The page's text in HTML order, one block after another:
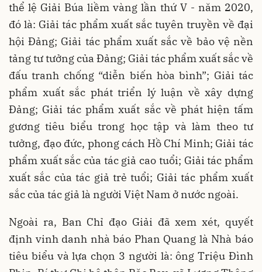
thể lệ Giải Búa liềm vàng lần thứ V - năm 2020,
đó là: Giải tác phẩm xuất sắc tuyên truyền về đại
hội Đảng; Giải tác phẩm xuất sắc về bảo vệ nền
tảng tư tưởng của Đảng; Giải tác phẩm xuất sắc về
đấu tranh chống “diễn biến hòa bình”; Giải tác
phẩm xuất sắc phát triển lý luận về xây dựng
Đảng; Giải tác phẩm xuất sắc về phát hiện tấm
gương tiêu biểu trong học tập và làm theo tư
tưởng, đạo đức, phong cách Hồ Chí Minh; Giải tác
phẩm xuất sắc của tác giả cao tuổi; Giải tác phẩm
xuất sắc của tác giả trẻ tuổi; Giải tác phẩm xuất
sắc của tác giả là người Việt Nam ở nước ngoài.
Ngoài ra, Ban Chỉ đạo Giải đã xem xét, quyết
định vinh danh nhà báo Phan Quang là Nhà báo
tiêu biểu và lựa chọn 3 người là: ông Triệu Đình